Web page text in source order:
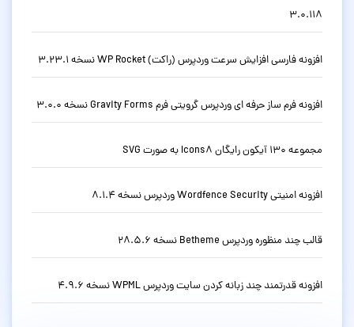
3.0.118
افزونه فارسی افزایش سرعت وردپرس (راکت) WP Rocket نسخه 3.23.1
افزونه فرم ساز حرفه ای وردپرس گرویتی فرم Gravity Forms نسخه 3.0.0
مجموعه 130 آیکون رایگان Icons8 به صورت SVG
افزونه امنیتی Wordfence Security وردپرس نسخه 8.1.4
قالب چند منظوره وردپرس Betheme نسخه 28.5.6
افزونه قدرتمند چند زبانه کردن سایت وردپرس WPML نسخه 4.9.6